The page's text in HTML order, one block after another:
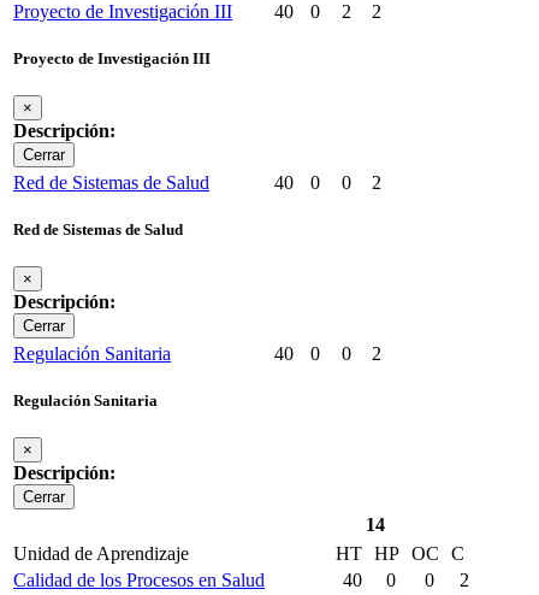
Proyecto de Investigación III
Proyecto de Investigación III
×
Descripción:
Cerrar
40 0 2 2
Red de Sistemas de Salud
Red de Sistemas de Salud
×
Descripción:
Cerrar
40 0 0 2
Regulación Sanitaria
Regulación Sanitaria
×
Descripción:
Cerrar
40 0 0 2
14
Unidad de Aprendizaje
HT HP OC
C
Calidad de los Procesos en Salud
40 0 0 2